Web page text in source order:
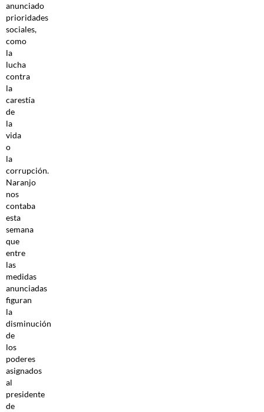
anunciado
prioridades
sociales,
como
la
lucha
contra
la
carestía
de
la
vida
o
la
corrupción.
Naranjo
nos
contaba
esta
semana
que
entre
las
medidas
anunciadas
figuran
la
disminución
de
los
poderes
asignados
al
presidente
de